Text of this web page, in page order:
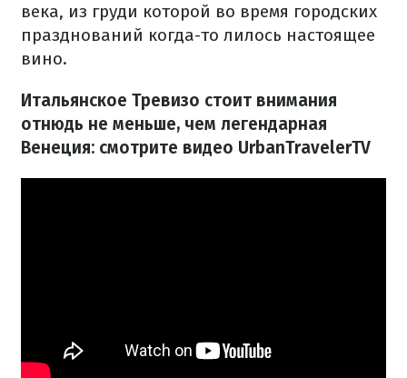
века, из груди которой во время городских
празднований когда-то лилось настоящее
вино.
Итальянское Тревизо стоит внимания
отнюдь не меньше, чем легендарная
Венеция: смотрите видео UrbanTravelerTV